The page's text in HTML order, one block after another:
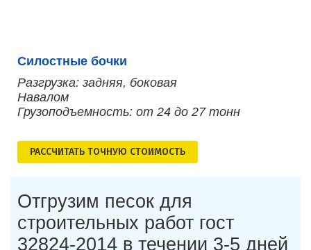
Силостные бочки
Разгрузка: задняя, боковая
Навалом
Грузоподъемность: от 24 до 27 тонн
РАСCЧИТАТЬ ТОЧНУЮ СТОИМОСТЬ
Отгрузим песок для
строительных работ гост
32824-2014 в течении 3-5 дней